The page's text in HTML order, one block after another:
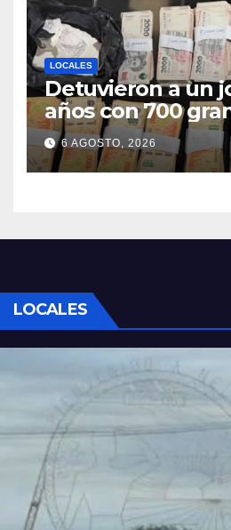
LOCALES
Detuvieron a un
años con 700
cocaína
6 AGOSTO, 2026
LOCALES